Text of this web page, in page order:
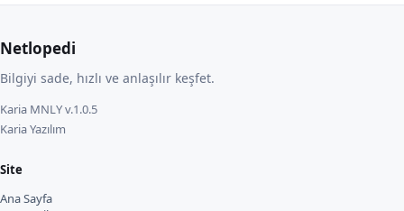
Netlopedi
Bilgiyi sade, hızlı ve anlaşılır keşfet.
Karia MNLY v.1.0.5
Karia Yazılım
Site
Ana Sayfa